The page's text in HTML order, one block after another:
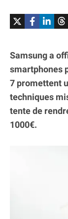
Samsung a
smartphones
7 promettent
techniques
tente de
1000€.